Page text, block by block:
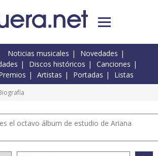
Noticias musicales
Novedades
Discos históricos
Canciones
Artistas Portadas Listas
el octavo álbum de estudio de Ariana